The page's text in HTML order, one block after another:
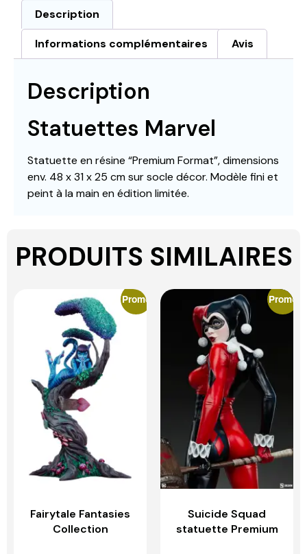
Description
Informations complémentaires Avis
Description
Statuettes Marvel
Statuette en résine “Premium Format”, dimensions
env. 48 x 31 x 25 cm sur socle décor. Modèle fini et
peint à la main en édition limitée.
PRODUITS SIMILAIRES
Promo
Fairytale Fantasies
Collection
Promo
Suicide Squad
statuette Premium